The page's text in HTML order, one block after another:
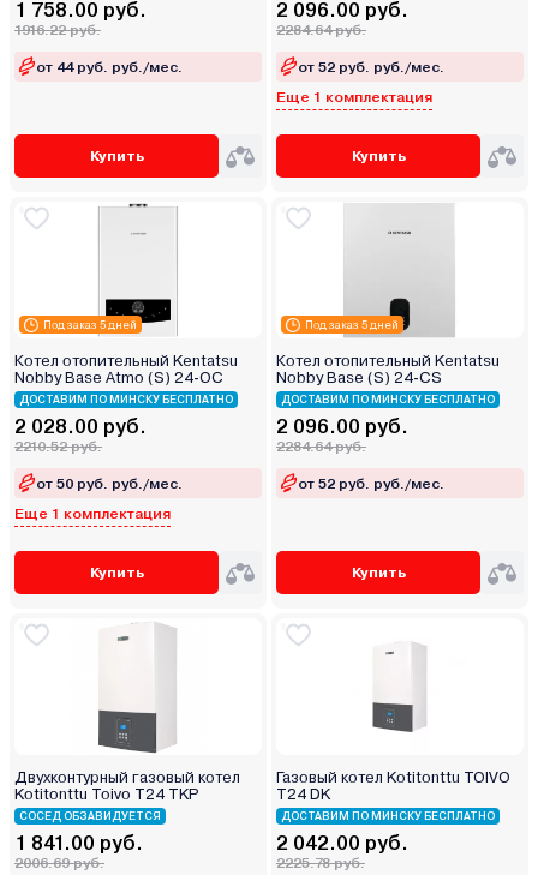
1 758.00 руб.
1916.22 руб.
от 44 руб. руб./мес.
Купить
2 096.00 руб.
2284.64 руб.
от 52 руб. руб./мес.
Еще 1 комплектация
Купить
Под заказ 5 дней
Котел отопительный Kentatsu
Nobby Base Atmo (S) 24‑OC
ДОСТАВИМ ПО МИНСКУ БЕСПЛАТНО
2 028.00 руб.
2210.52 руб.
от 50 руб. руб./мес.
Еще 1 комплектация
Купить
Под заказ 5 дней
Котел отопительный Kentatsu
Nobby Base (S) 24‑CS
ДОСТАВИМ ПО МИНСКУ БЕСПЛАТНО
2 096.00 руб.
2284.64 руб.
от 52 руб. руб./мес.
Купить
Двухконтурный газовый котел
Kotitonttu Toivo T24 TKP
СОСЕД ОБЗАВИДУЕТСЯ
1 841.00 руб.
2006.69 руб.
Газовый котел Kotitonttu TOIVO
T24 DK
ДОСТАВИМ ПО МИНСКУ БЕСПЛАТНО
2 042.00 руб.
2225.78 руб.